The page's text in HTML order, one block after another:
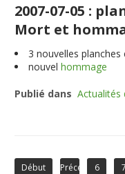
2007-07-05 :
Mort et
3 nouvelles
nouvelhommage
Publié dans Actualités
Début Précédent
6 7